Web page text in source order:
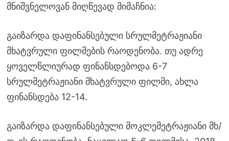
მნიშვნელოვან მიღწევად მიმაჩნია:
გაიზარდა დაფინანსებული სრულმეტრაჟიანი
მხატვრული ფილმების რაოდენობა. თუ ადრე
ყოველწლიურად ფინანსდებოდა 6-7
სრულმეტრაჟიანი მხატვრული ფილმი, ახლა
ფინანსდება 12-14.
გაიზარდა დაფინანსებული მოკლემეტრაჟიანი მხ/